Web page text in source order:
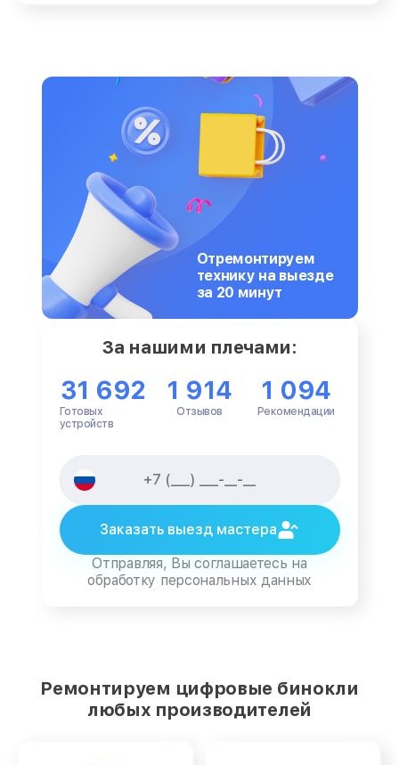
Отремонтируем
технику на выезде
за 20 минут
За нашими плечами:
31 692
Готовых
устройств
1 914
Отзывов
1 094
Рекомендации
Заказать выезд мастера
Отправляя, Вы соглашаетесь на
обработку персональных данных
Ремонтируем цифровые бинокли
любых производителей